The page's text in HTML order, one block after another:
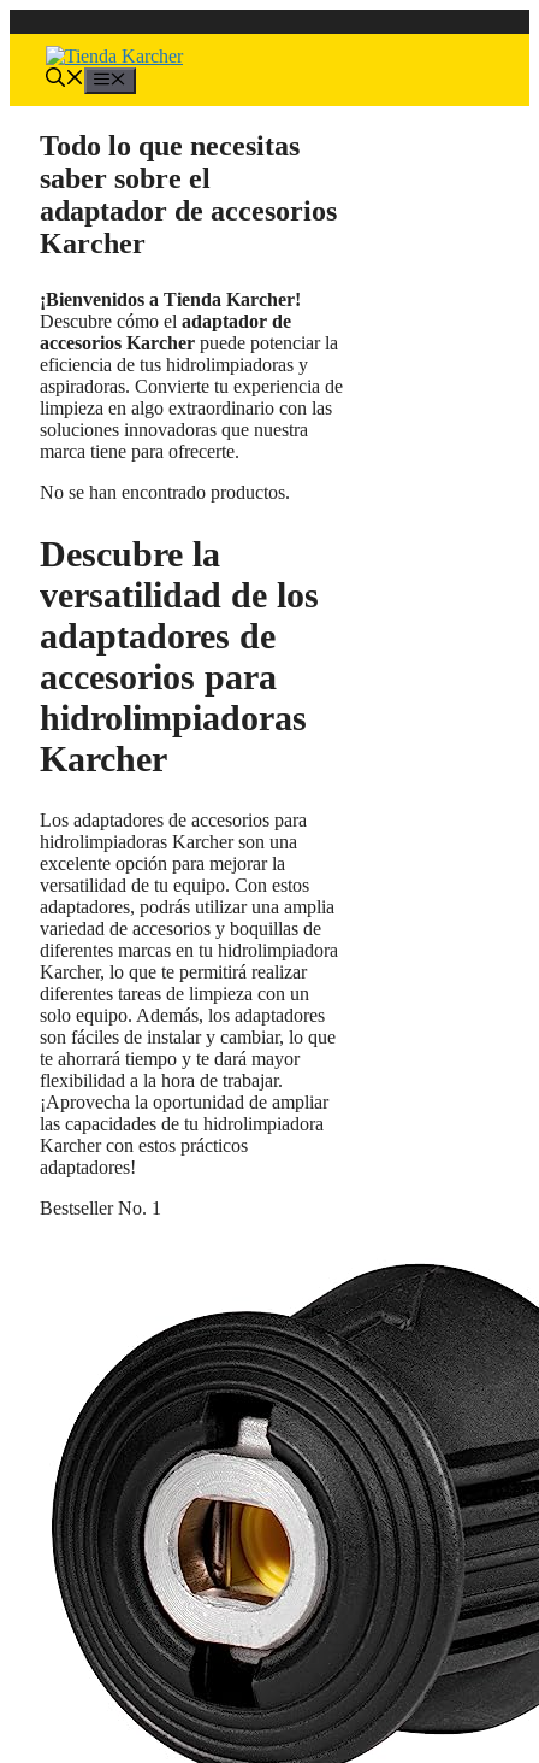
al
contenido
Todo lo que necesitas
saber sobre el
adaptador de accesorios
Karcher
¡Bienvenidos a Tienda Karcher!
Descubre cómo el adaptador de
accesorios Karcher puede potenciar la
eficiencia de tus hidrolimpiadoras y
aspiradoras. Convierte tu experiencia de
limpieza en algo extraordinario con las
soluciones innovadoras que nuestra
marca tiene para ofrecerte.
No se han encontrado productos.
Descubre la
versatilidad de los
adaptadores de
accesorios para
hidrolimpiadoras
Karcher
Los adaptadores de accesorios para
hidrolimpiadoras Karcher son una
excelente opción para mejorar la
versatilidad de tu equipo. Con estos
adaptadores, podrás utilizar una amplia
variedad de accesorios y boquillas de
diferentes marcas en tu hidrolimpiadora
Karcher, lo que te permitirá realizar
diferentes tareas de limpieza con un
solo equipo. Además, los adaptadores
son fáciles de instalar y cambiar, lo que
te ahorrará tiempo y te dará mayor
flexibilidad a la hora de trabajar.
¡Aprovecha la oportunidad de ampliar
las capacidades de tu hidrolimpiadora
Karcher con estos prácticos
adaptadores!
Bestseller No. 1